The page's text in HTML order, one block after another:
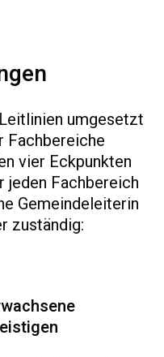
umgesetzt
Fachbereiche
vier Eckpunkten
jeden Fachbereich
Gemeindeleiterin
zuständig: